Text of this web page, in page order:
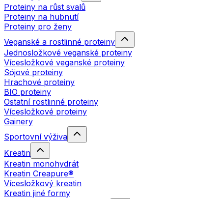
Proteiny na růst svalů
Proteiny na hubnutí
Proteiny pro ženy
Veganské a rostlinné proteiny
Jednosložkové veganské proteiny
Vícesložkové veganské proteiny
Sójové proteiny
Hrachové proteiny
BIO proteiny
Ostatní rostlinné proteiny
Vícesložkové proteiny
Gainery
Sportovní výživa
Kreatin
Kreatin monohydrát
Kreatin Creapure®
Vícesložkový kreatin
Kreatin jiné formy